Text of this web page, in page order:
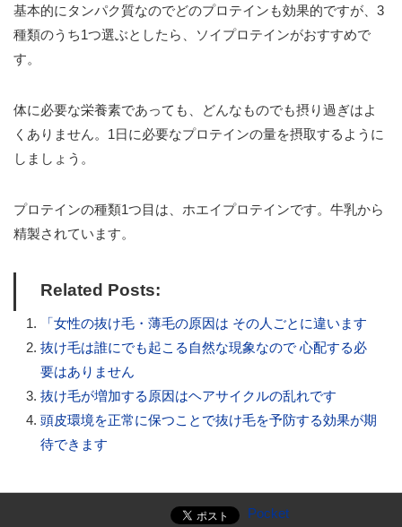
基本的にタンパク質なのでどのプロテインも効果的ですが、3
種類のうち1つ選ぶとしたら、ソイプロテインがおすすめで
す。
体に必要な栄養素であっても、どんなものでも摂り過ぎはよ
くありません。1日に必要なプロテインの量を摂取するように
しましょう。
プロテインの種類1つ目は、ホエイプロテインです。牛乳から
精製されています。
Related Posts:
「女性の抜け毛・薄毛の原因は その人ごとに違います
抜け毛は誰にでも起こる自然な現象なので 心配する必
要はありません
抜け毛が増加する原因はヘアサイクルの乱れです
頭皮環境を正常に保つことで抜け毛を予防する効果が期
待できます
Pocket